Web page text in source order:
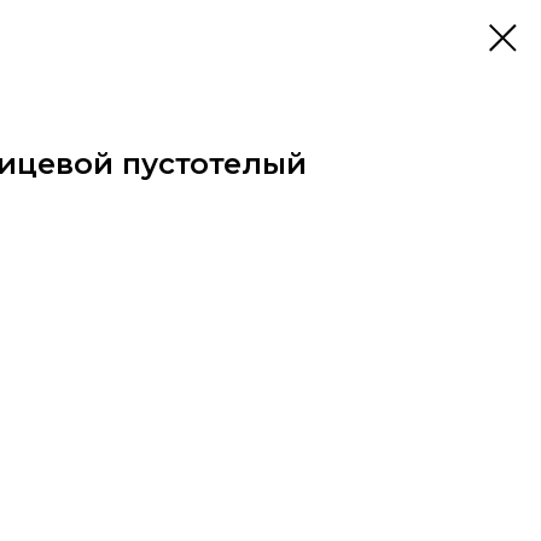
пустотелый